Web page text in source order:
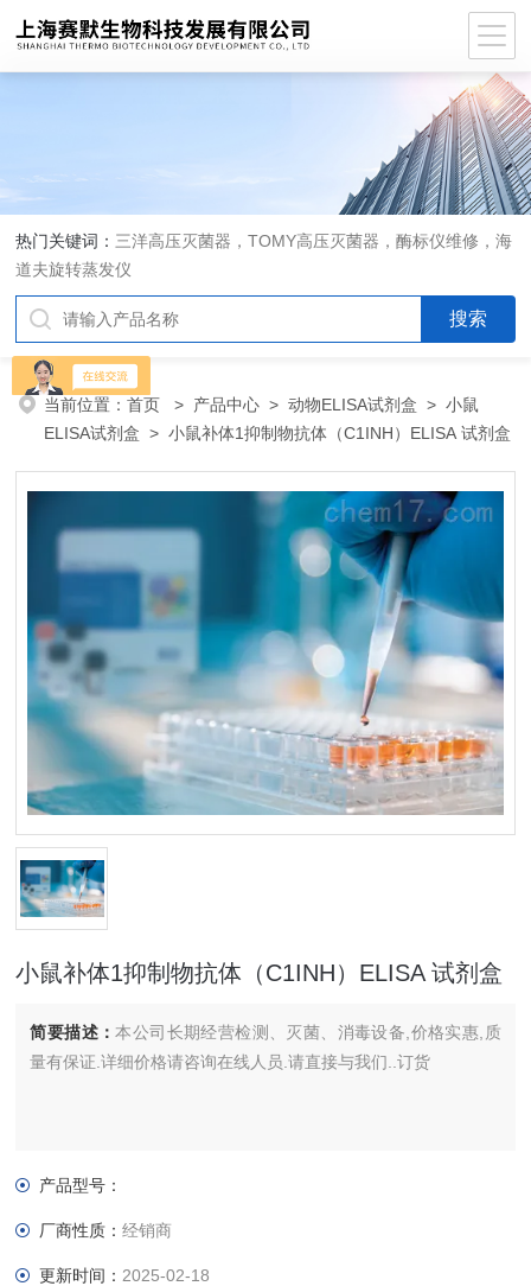
热门关键词： 三洋高压灭菌器，TOMY高压灭菌器，酶标仪维修，海
道夫旋转蒸发仪
当前位置：首页 > 产品中心 >动物ELISA试剂盒 >小鼠
ELISA试剂盒 > 小鼠补体1抑制物抗体（C1INH）ELISA 试剂盒
小鼠补体1抑制物抗体（C1INH）ELISA 试剂盒
简要描述：本公司长期经营检测、灭菌、消毒设备,价格实惠,质
量有保证.详细价格请咨询在线人员.请直接与我们..订货
产品型号：
厂商性质：经销商
更新时间： 2025-02-18